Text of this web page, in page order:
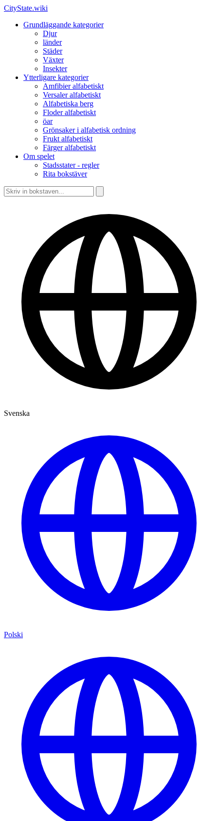
CityState.wiki
Grundläggande kategorier
Djur
länder
Städer
Växter
Insekter
Ytterligare kategorier
Amfibier alfabetiskt
Versaler alfabetiskt
Alfabetiska berg
Floder alfabetiskt
öar
Grönsaker i alfabetisk ordning
Frukt alfabetiskt
Färger alfabetiskt
Om spelet
Stadsstater - regler
Rita bokstäver
Svenska
Polski